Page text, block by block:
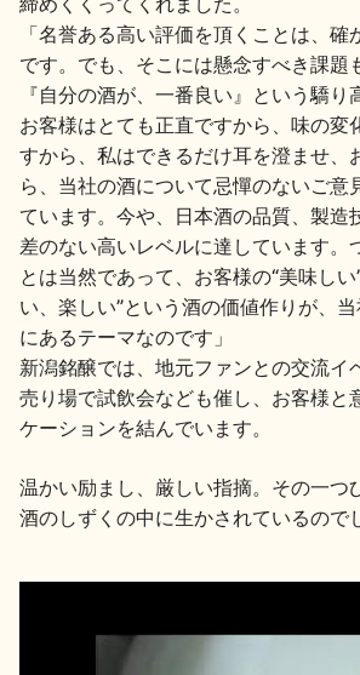
「名誉ある高い評価を頂くことは、確
です。でも、そこには懸念すべき課題
『自分の酒が、一番良い』という驕
お客様はとても正直ですから、味の変
すから、私はできるだけ耳を澄ませ、
ら、当社の酒について忌憚のないご意
ています。今や、日本酒の品質、製造
差のない高いレベルに達しています。
とは当然であって、お客様の“美味しい
い、楽しい”という酒の価値作りが、
にあるテーマなのです」
新潟銘醸では、地元ファンとの交流イ
売り場で試飲会なども催し、お客様と
ケーションを結んでいます。
温かい励まし、厳しい指摘。その一つ
酒のしずくの中に生かされているので